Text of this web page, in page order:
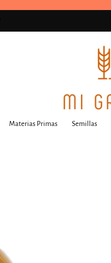
Materias Primas Semillas